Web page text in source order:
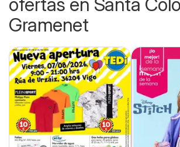
Gramenet